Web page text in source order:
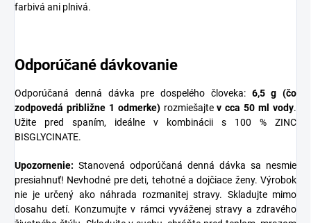
farbivá ani plnivá.
Odporúčané dávkovanie
Odporúčaná denná dávka pre dospelého človeka: 6,5 g (čo
zodpovedá približne 1 odmerke)rozmiešajtev cca 50 ml vody.
Užite pred spaním, ideálne v kombinácii s 100 % ZINC
BISGLYCINATE.
Upozornenie: Stanovená odporúčaná denná dávka sa nesmie
presiahnuť! Nevhodné pre deti, tehotné a dojčiace ženy. Výrobok
nie je určený ako náhrada rozmanitej stravy. Skladujte mimo
dosahu detí. Konzumujte v rámci vyváženej stravy a zdravého